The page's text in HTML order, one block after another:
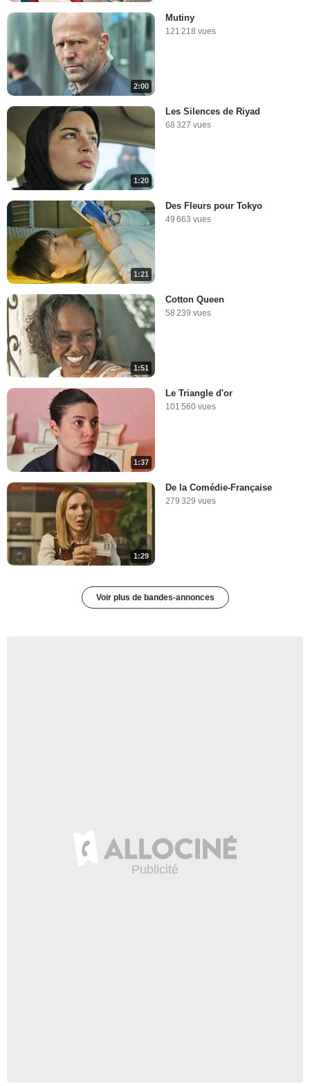
2:00
Mutiny
121 218 vues
1:20
Les Silences de Riyad
68 327 vues
1:21
Des Fleurs pour Tokyo
49 663 vues
1:51
Cotton Queen
58 239 vues
1:37
Le Triangle d'or
101 560 vues
1:29
De la Comédie-Française
279 329 vues
Voir plus de bandes-annonces